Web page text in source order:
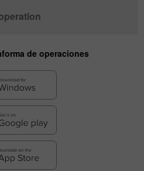
de operaciones